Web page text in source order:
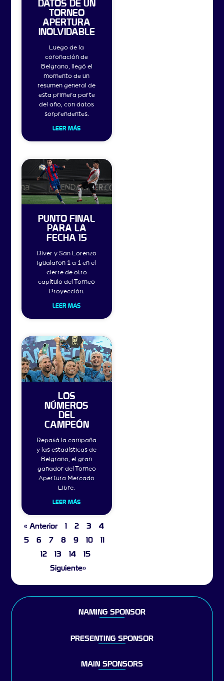
DATOS DE UN
TORNEO
APERTURA
INOLVIDABLE
Luego de la
coronación de
Belgrano, llegó el
momento de un
resumen general de
esta primera parte
del año, con datos
sorprendentes.
LEER MÁS
PUNTO FINAL
PARA LA
FECHA 15
River y San Lorenzo
igualaron 1 a 1 en el
cierre de otro
capítulo del Torneo
Proyección.
LEER MÁS
LOS
NÚMEROS
DEL
CAMPEÓN
Repasá la campaña
y las estadísticas de
Belgrano, el gran
ganador del Torneo
Apertura Mercado
Libre.
LEER MÁS
« Anterior 1 2 3
4
5
6 7 8 9 10
11
12
13 14
15
Siguiente»
NAMING SPONSOR
PRESENTING SPONSOR
MAIN SPONSORS